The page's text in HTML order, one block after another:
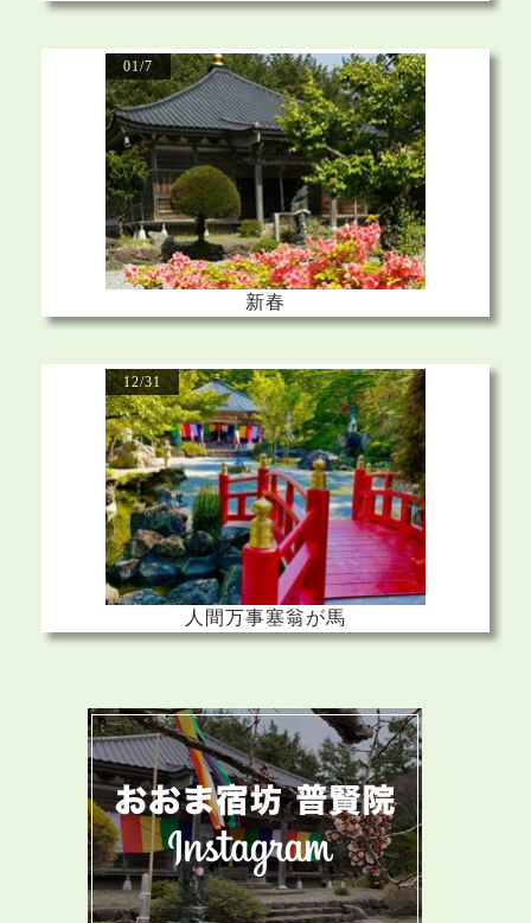
01/7
新春
12/31
人間万事塞翁が馬